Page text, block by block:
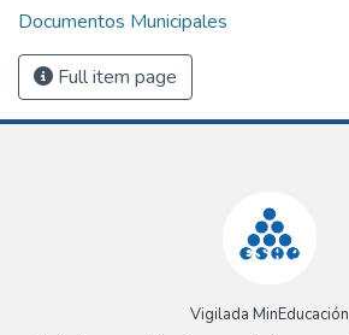
Documentos Municipales
Full item page
Vigilada MinEducación